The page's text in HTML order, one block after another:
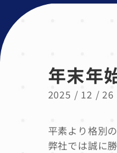
年末年
2025 / 12 / 26
平素より格別
弊社では誠に